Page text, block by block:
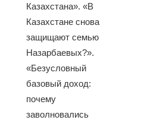
Казахстана». «В
Казахстане снова
защищают семью
Назарбаевых?».
«Безусловный
базовый доход:
почему
заволновались